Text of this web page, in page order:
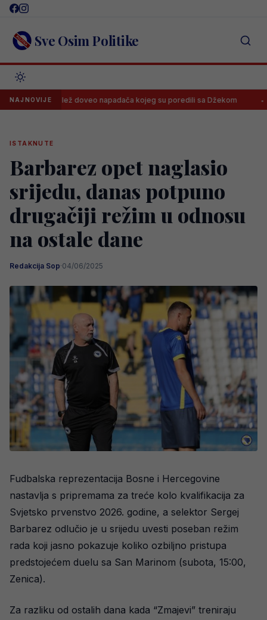
Skip
content Sve Osim Politike
NAJNOVIJE
Velež doveo napadača kojeg su poredili sa Džekom Rodri
ISTAKNUTE
Barbarez opet naglasio
srijedu, danas potpuno
drugačiji režim u odnosu
na ostale dane
Redakcija Sop·04/06/2025
Fudbalska reprezentacija Bosne i Hercegovine
nastavlja s pripremama za treće kolo kvalifikacija za
Svjetsko prvenstvo 2026. godine, a selektor Sergej
Barbarez odlučio je u srijedu uvesti poseban režim
rada koji jasno pokazuje koliko ozbiljno pristupa
predstojećem duelu sa San Marinom (subota, 15:00,
Zenica).
Za razliku od ostalih dana kada “Zmajevi” treniraju